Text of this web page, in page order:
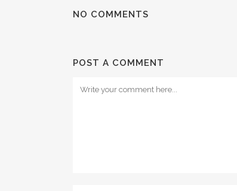
NO COMMENTS
POST A COMMENT